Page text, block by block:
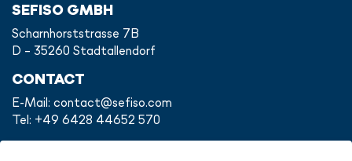
SEFISO GMBH
Scharnhorststrasse 7B
D - 35260 Stadtallendorf
CONTACT
E-Mail: contact@sefiso.com
Tel: +49 6428 44652 570